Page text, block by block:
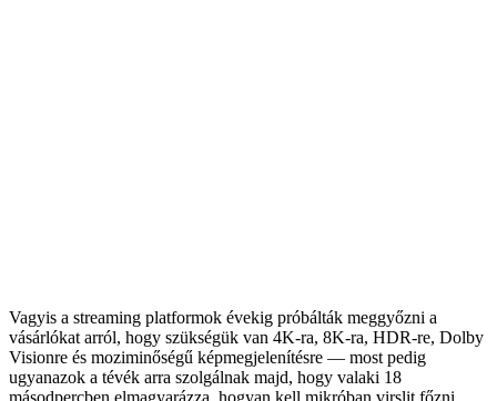
Vagyis a streaming platformok évekig próbálták meggyőzni a
vásárlókat arról, hogy szükségük van 4K-ra, 8K-ra, HDR-re, Dolby
Visionre és moziminőségű képmegjelenítésre — most pedig
ugyanazok a tévék arra szolgálnak majd, hogy valaki 18
másodpercben elmagyarázza, hogyan kell mikróban virslit főzni.